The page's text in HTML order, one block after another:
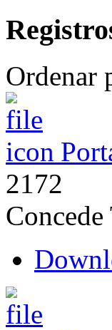
Ordenar
2172